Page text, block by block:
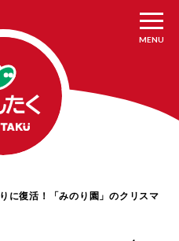
MENU
に復活！「みのり園」のクリスマ